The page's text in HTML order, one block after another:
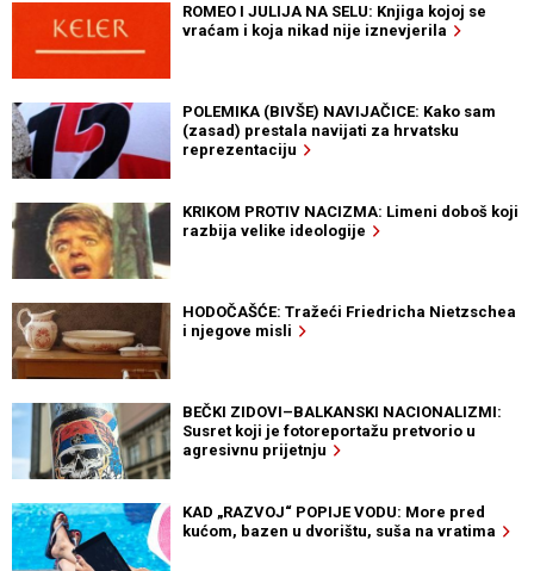
ROMEO I JULIJA NA SELU: Knjiga kojoj se
vraćam i koja nikad nije iznevjerila
POLEMIKA (BIVŠE) NAVIJAČICE: Kako sam
(zasad) prestala navijati za hrvatsku
reprezentaciju
KRIKOM PROTIV NACIZMA: Limeni doboš koji
razbija velike ideologije
HODOČAŠĆE: Tražeći Friedricha Nietzschea
i njegove misli
BEČKI ZIDOVI–BALKANSKI NACIONALIZMI:
Susret koji je fotoreportažu pretvorio u
agresivnu prijetnju
KAD „RAZVOJ“ POPIJE VODU: More pred
kućom, bazen u dvorištu, suša na vratima